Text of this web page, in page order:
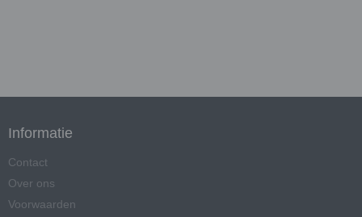
Informatie
Contact
Over ons
Voorwaarden